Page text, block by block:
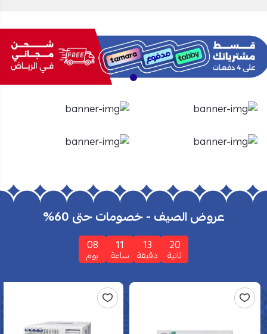
الأفران الشاشات
عروض الصيف - خصومات حتى 60%
19
ثانية
13
دقيقة
11
ساعة
08
يوم